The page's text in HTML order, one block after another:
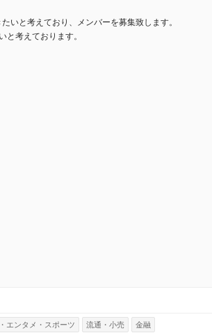
と考えており、メンバーを募集致します。
考えております。
エンタメ・スポーツ 流通・小売 金融